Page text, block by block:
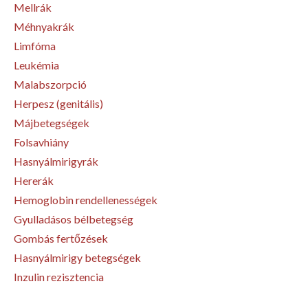
Mellrák
Méhnyakrák
Limfóma
Leukémia
Malabszorpció
Herpesz (genitális)
Májbetegségek
Folsavhiány
Hasnyálmirigyrák
Hererák
Hemoglobin rendellenességek
Gyulladásos bélbetegség
Gombás fertőzések
Hasnyálmirigy betegségek
Inzulin rezisztencia